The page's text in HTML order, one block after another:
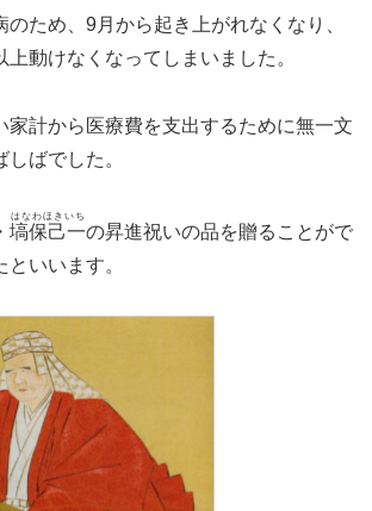
のため、9月から起き上がれなくなり、
上動けなくなってしまいました。
家計から医療費を支出するために無一文
ばでした。
塙保己一
はなわほきいち
の昇進祝いの品を贈ることがで
いいます。